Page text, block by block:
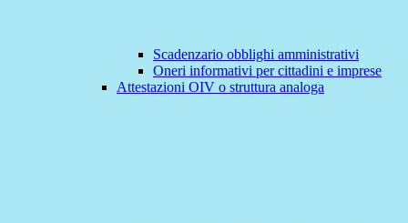
Scadenzario obblighi amministrativi
Oneri informativi per cittadini e imprese
Attestazioni OIV o struttura analoga